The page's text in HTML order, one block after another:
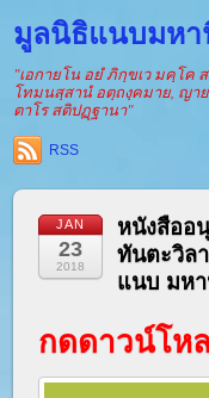
มูลนิธิแนบมห
"เอกายโน อยํ ภิกฺขเว มคฺโค
โทมนสฺสานํ อตฺถงฺคมาย, ญา
ตาโร สติปฏฺฐานา"
RSS
JAN
23
2018
หนังสืออ
ทันตะวิล
แนบ มห
กดดาวน์โห